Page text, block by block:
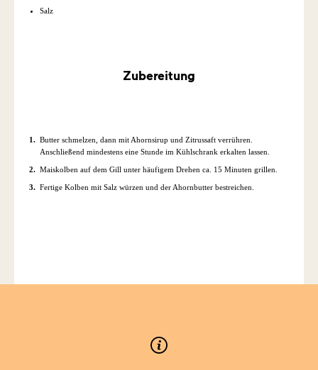
Salz
Zubereitung
Butter schmelzen, dann mit Ahornsirup und Zitrussaft verrühren.
Anschließend mindestens eine Stunde im Kühlschrank erkalten lassen.
Maiskolben auf dem Gill unter häufigem Drehen ca. 15 Minuten grillen.
Fertige Kolben mit Salz würzen und der Ahornbutter bestreichen.